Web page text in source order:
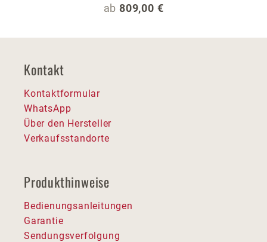
Regulärer Preis:
ab 809,00 €
Kontakt
Kontaktformular
WhatsApp
Über den Hersteller
Verkaufsstandorte
Produkthinweise
Bedienungsanleitungen
Garantie
Sendungsverfolgung